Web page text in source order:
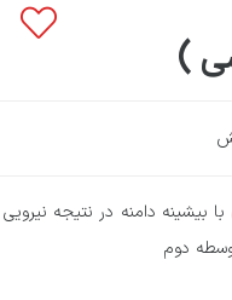
)
بیشینه دامنه در نتیجه
دوم